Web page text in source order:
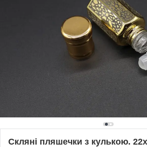
Скляні пляшечки з кулькою.